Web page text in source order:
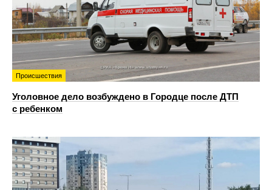
Происшествия
Уголовное дело возбуждено в Городце после ДТП
с ребенком